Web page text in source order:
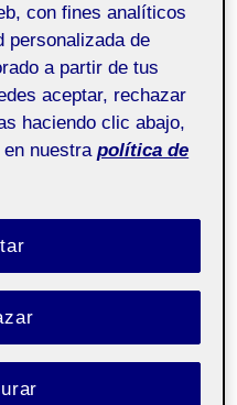
que la idea de artista
la historia. Entonces,
qué es el arte?
artista? ¿son los artistas
creación y la creatividad?
arte y cómo podemos
el trabajo de Joan
nos ofrece una serie
entre estos
con fines analíticos
personalizada de
a partir de tus
aceptar, rechazar
haciendo clic abajo,
nuestra política de